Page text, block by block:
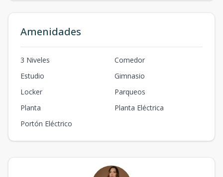
Amenidades
3 Niveles
Comedor
Estudio
Gimnasio
Locker
Parqueos
Planta
Planta Eléctrica
Portón Eléctrico